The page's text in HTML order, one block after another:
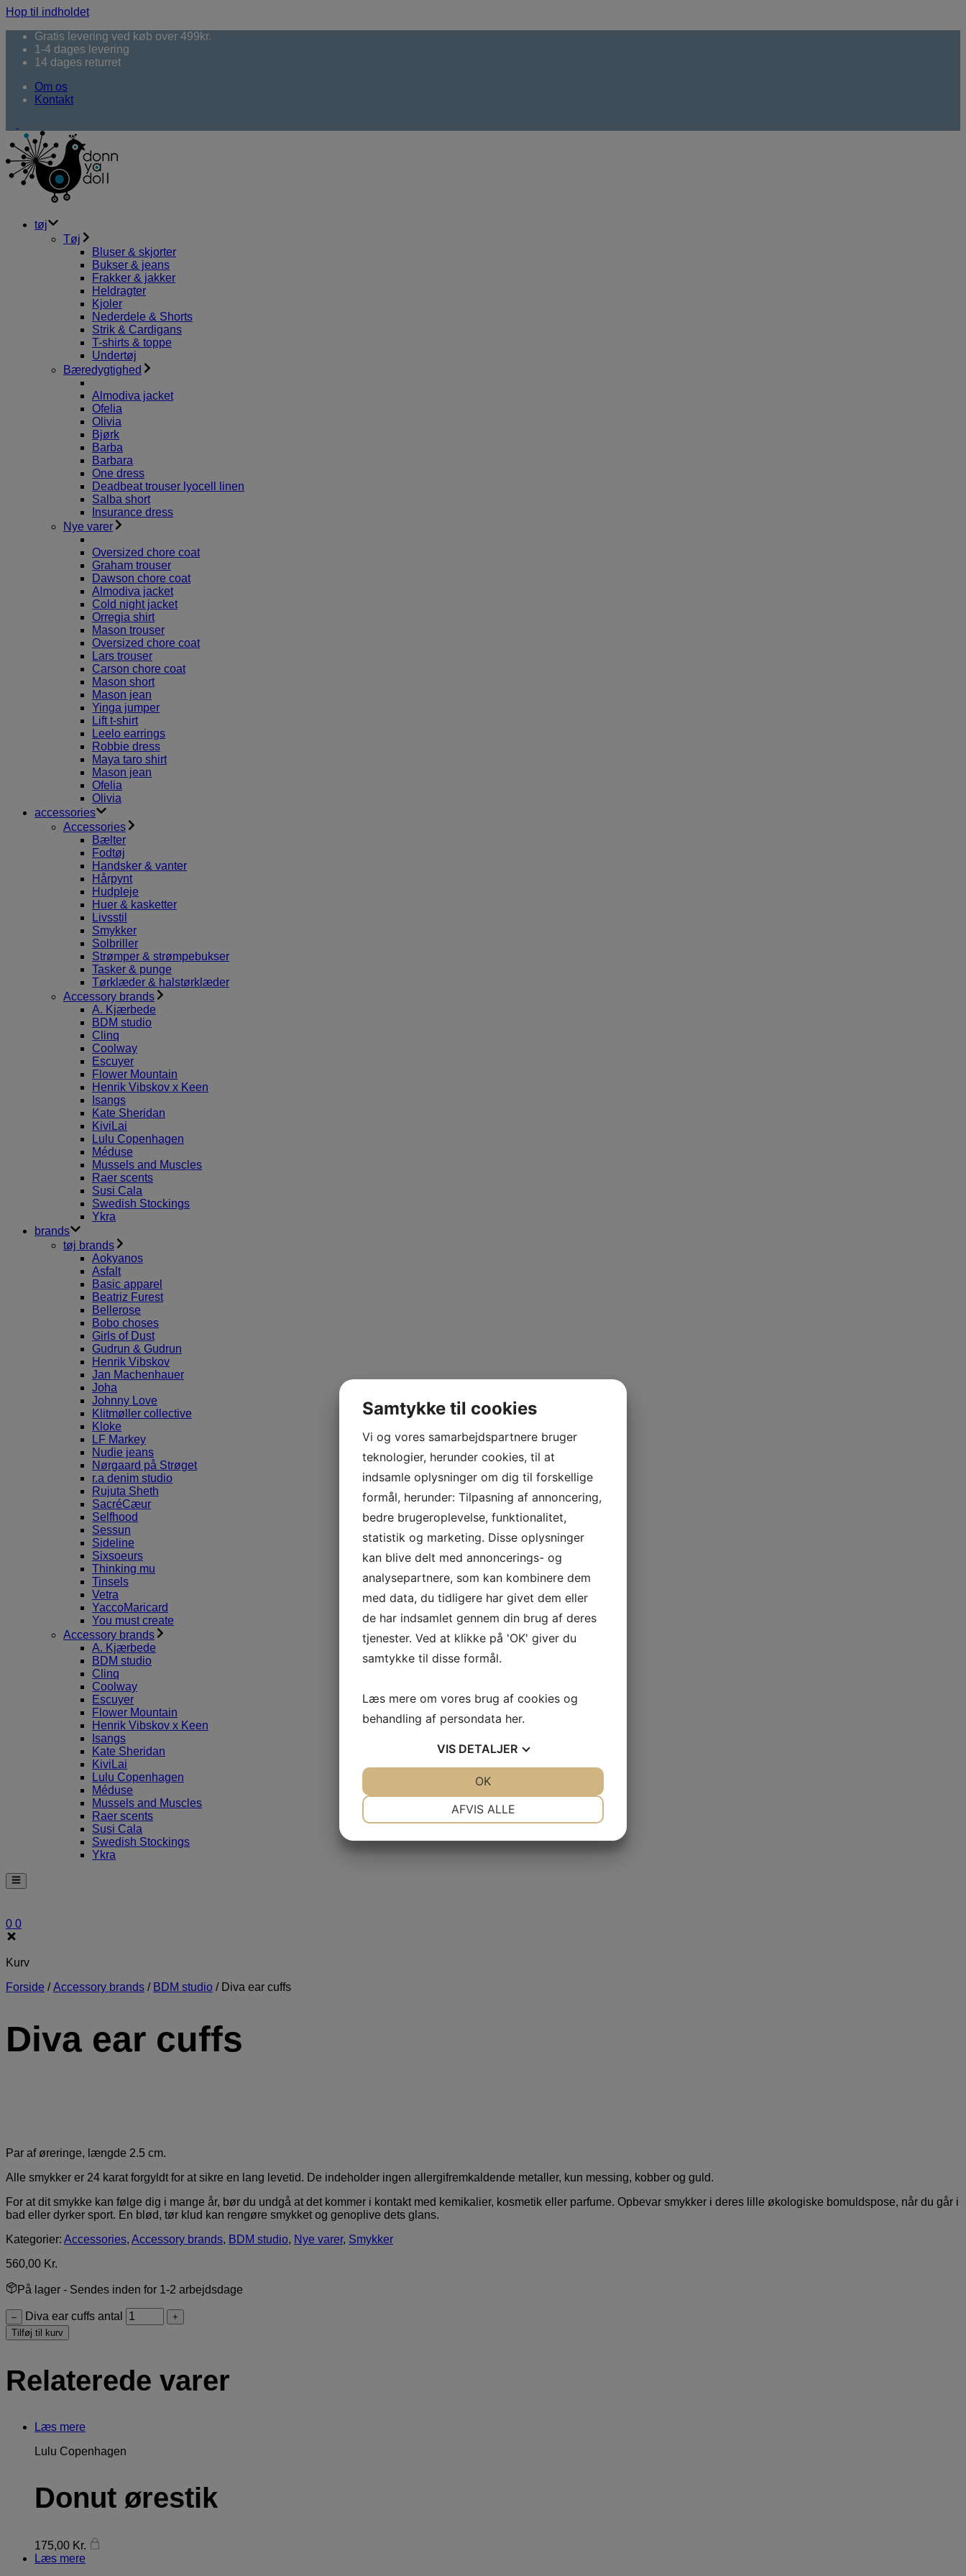
Hop til indholdet
Gratis levering ved køb over 499kr.
1-4 dages levering
14 dages returret
Om os
Kontakt
tøj
Tøj
Bluser & skjorter
Bukser & jeans
Frakker & jakker
Heldragter
Kjoler
Nederdele & Shorts
Strik & Cardigans
T-shirts & toppe
Undertøj
Bæredygtighed
Almodiva jacket
Ofelia
Olivia
Bjørk
Barba
Barbara
One dress
Deadbeat trouser lyocell linen
Salba short
Insurance dress
Nye varer
Oversized chore coat
Graham trouser
Dawson chore coat
Almodiva jacket
Cold night jacket
Orregia shirt
Mason trouser
Oversized chore coat
Lars trouser
Carson chore coat
Mason short
Mason jean
Yinga jumper
Lift t-shirt
Leelo earrings
Robbie dress
Maya taro shirt
Mason jean
Ofelia
Olivia
accessories
Accessories
Bælter
Fodtøj
Handsker & vanter
Hårpynt
Hudpleje
Huer & kasketter
Livsstil
Smykker
Solbriller
Strømper & strømpebukser
Tasker & punge
Tørklæder & halstørklæder
Accessory brands
A. Kjærbede
BDM studio
Clinq
Coolway
Escuyer
Flower Mountain
Henrik Vibskov x Keen
Isangs
Kate Sheridan
KiviLai
Lulu Copenhagen
Méduse
Mussels and Muscles
Raer scents
Susi Cala
Swedish Stockings
Ykra
brands
tøj brands
Aokyanos
Asfalt
Basic apparel
Beatriz Furest
Bellerose
Bobo choses
Girls of Dust
Gudrun & Gudrun
Henrik Vibskov
Jan Machenhauer
Joha
Johnny Love
Klitmøller collective
Kloke
LF Markey
Nudie jeans
Nørgaard på Strøget
r.a denim studio
Rujuta Sheth
SacréCæur
Selfhood
Sessun
Sideline
Sixsoeurs
Thinking mu
Tinsels
Vetra
YaccoMaricard
You must create
Accessory brands
A. Kjærbede
BDM studio
Clinq
Coolway
Escuyer
Flower Mountain
Henrik Vibskov x Keen
Isangs
Kate Sheridan
KiviLai
Lulu Copenhagen
Méduse
Mussels and Muscles
Raer scents
Susi Cala
Swedish Stockings
Ykra
0 0
Kurv
Forside /Accessory brands / BDM studio / Diva ear cuffs
Diva ear cuffs
Par af øreringe, længde 2.5 cm.
Alle smykker er 24 karat forgyldt for at sikre en lang levetid. De indeholder ingen allergifremkaldende metaller, kun messing, kobber og guld.
For at dit smykke kan følge dig i mange år, bør du undgå at det kommer i kontakt med kemikalier, kosmetik eller parfume. Opbevar smykker i deres lille økologiske bomuldspose, når du går i
bad eller dyrker sport. En blød, tør klud kan rengøre smykket og genoplive dets glans.
Kategorier: Accessories, Accessory brands, BDM studio, Nye varer, Smykker
560,00 Kr.
På lager - Sendes inden for 1-2 arbejdsdage
– Diva ear cuffs antal
+
Tilføj til kurv
Relaterede varer
Læs mere
Lulu Copenhagen
Donut ørestik
175,00 Kr.
Læs mere
Samtykke til cookies
Vi og vores samarbejdspartnere bruger
teknologier, herunder cookies, til at
indsamle oplysninger om dig til forskellige
formål, herunder: Tilpasning af annoncering,
bedre brugeroplevelse, funktionalitet,
statistik og marketing. Disse oplysninger
kan blive delt med annoncerings- og
analysepartnere, som kan kombinere dem
med data, du tidligere har givet dem eller
de har indsamlet gennem din brug af deres
tjenester. Ved at klikke på 'OK' giver du
samtykke til disse formål.
Læs mere om vores brug af cookies og
behandling af persondata her.
VIS DETALJER
AFVIS ALLE
OK